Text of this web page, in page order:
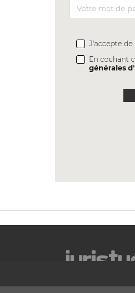
J'accepte
En cochant
générales